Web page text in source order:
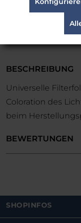
Finanzierung
BESCHREIBUNG
Universelle
Coloration des
beim
BEWERTUNGEN
SHOPINFOS